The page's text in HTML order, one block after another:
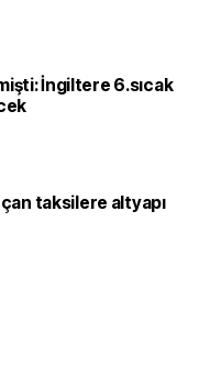
İngiltere 6.sıcak
taksilere altyapı